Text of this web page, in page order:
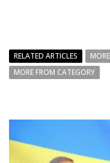
RELATED ARTICLES
MORE FROM CATEGORY